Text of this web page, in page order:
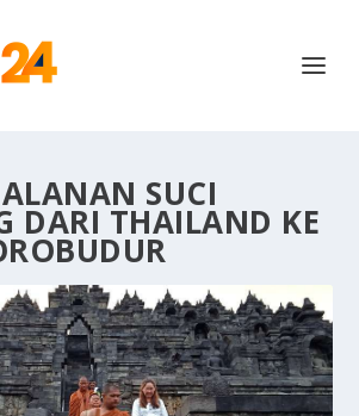
SUCI
DARI THAILAND KE